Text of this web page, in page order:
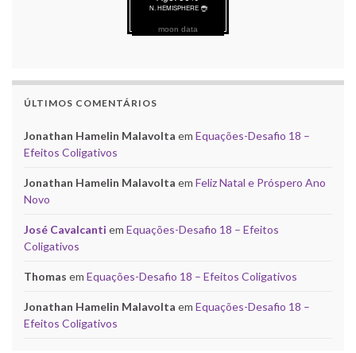
moon data
ÚLTIMOS COMENTÁRIOS
Jonathan Hamelin Malavolta em Equações-Desafio 18 –
Efeitos Coligativos
Jonathan Hamelin Malavolta em Feliz Natal e Próspero Ano
Novo
José Cavalcanti em Equações-Desafio 18 – Efeitos
Coligativos
Thomas em Equações-Desafio 18 – Efeitos Coligativos
Jonathan Hamelin Malavolta em Equações-Desafio 18 –
Efeitos Coligativos